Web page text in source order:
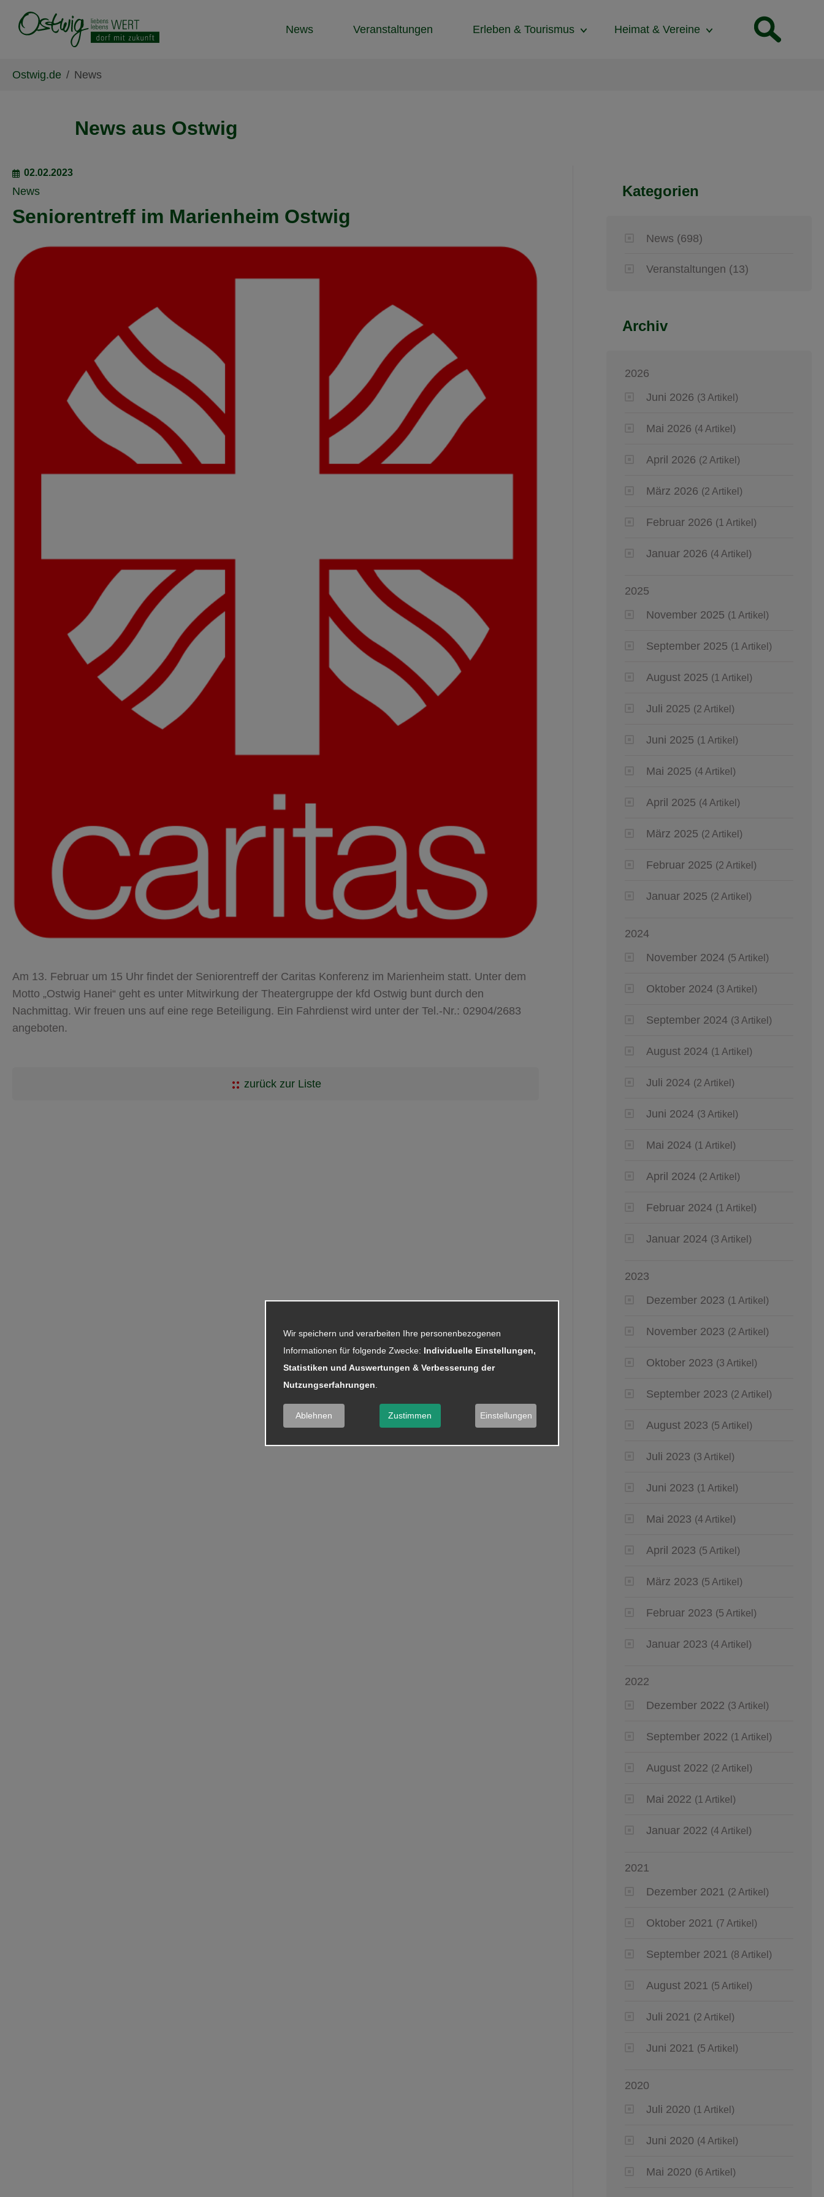
News
Veranstaltungen Erleben & Tourismus Heimat & Vereine
Ostwig.de News
News aus Ostwig
02.02.2023
News
Seniorentreff im Marienheim Ostwig
Am 13. Februar um 15 Uhr findet der Seniorentreff der Caritas Konferenz im Marienheim statt. Unter dem
Motto „Ostwig Hanei“ geht es unter Mitwirkung der Theatergruppe der kfd Ostwig bunt durch den
Nachmittag. Wir freuen uns auf eine rege Beteiligung. Ein Fahrdienst wird unter der Tel.-Nr.: 02904/2683
angeboten.
zurück zur Liste
Kategorien
News (698)
Veranstaltungen (13)
Archiv
2026
Juni 2026 (3 Artikel)
Mai 2026 (4 Artikel)
April 2026 (2 Artikel)
März 2026 (2 Artikel)
Februar 2026 (1 Artikel)
Januar 2026 (4 Artikel)
2025
November 2025 (1 Artikel)
September 2025 (1 Artikel)
August 2025 (1 Artikel)
Juli 2025 (2 Artikel)
Juni 2025 (1 Artikel)
Mai 2025 (4 Artikel)
April 2025 (4 Artikel)
März 2025 (2 Artikel)
Februar 2025 (2 Artikel)
Januar 2025 (2 Artikel)
2024
November 2024 (5 Artikel)
Oktober 2024 (3 Artikel)
September 2024 (3 Artikel)
August 2024 (1 Artikel)
Juli 2024 (2 Artikel)
Juni 2024 (3 Artikel)
Mai 2024 (1 Artikel)
April 2024 (2 Artikel)
Februar 2024 (1 Artikel)
Januar 2024 (3 Artikel)
2023
Dezember 2023 (1 Artikel)
November 2023 (2 Artikel)
Oktober 2023 (3 Artikel)
September 2023 (2 Artikel)
August 2023 (5 Artikel)
Juli 2023 (3 Artikel)
Juni 2023 (1 Artikel)
Mai 2023 (4 Artikel)
April 2023 (5 Artikel)
März 2023 (5 Artikel)
Februar 2023 (5 Artikel)
Januar 2023 (4 Artikel)
2022
Dezember 2022 (3 Artikel)
September 2022 (1 Artikel)
August 2022 (2 Artikel)
Mai 2022 (1 Artikel)
Januar 2022 (4 Artikel)
2021
Dezember 2021 (2 Artikel)
Oktober 2021 (7 Artikel)
September 2021 (8 Artikel)
August 2021 (5 Artikel)
Juli 2021 (2 Artikel)
Juni 2021 (5 Artikel)
2020
Juli 2020 (1 Artikel)
Juni 2020 (4 Artikel)
Mai 2020 (6 Artikel)
Wir speichern und verarbeiten Ihre personenbezogenen
Informationen für folgende Zwecke: Individuelle Einstellungen,
Statistiken und Auswertungen & Verbesserung der
Nutzungserfahrungen
Ablehnen Zustimmen Einstellungen